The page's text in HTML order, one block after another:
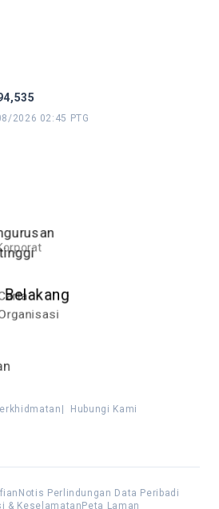
2026 02:45 PTG
Belakang
Hubungi Kami
Notis Perlindungan Data Peribadi
& Keselamatan Peta Laman